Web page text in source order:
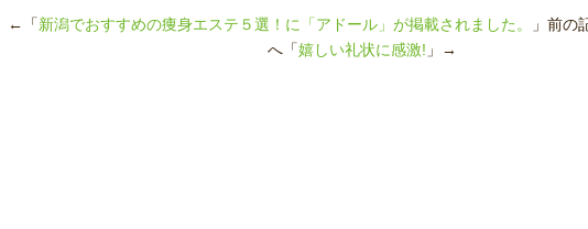
←「新潟でおすすめの痩身エステ５選！に「アドール」が掲載されました。
」前
へ「嬉しい礼状に感激! 」→